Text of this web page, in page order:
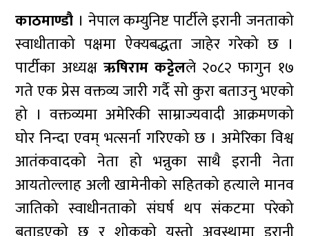
काठमाण्डौ । नेपाल कम्युनिष्ट पार्टीले इरानी जनताको
स्वाधीताको पक्षमा ऐक्यबद्धता जाहेर गरेको छ ।
पार्टीका अध्यक्ष ऋषिराम कट्टेलले २०८२ फागुन १७
गते एक प्रेस वक्तव्य जारी गर्दै सो कुरा बताउनु भएको
हो । वक्तव्यमा अमेरिकी साम्राज्यवादी आक्रमणको
घोर निन्दा एवम् भत्सर्ना गरिएको छ । अमेरिका विश्व
आतंकवादको नेता हो भन्नुका साथै इरानी नेता
आयतोल्लाह अली खामेनीको सहितको हत्याले मानव
जातिको स्वाधीनताको संघर्ष थप संकटमा परेको